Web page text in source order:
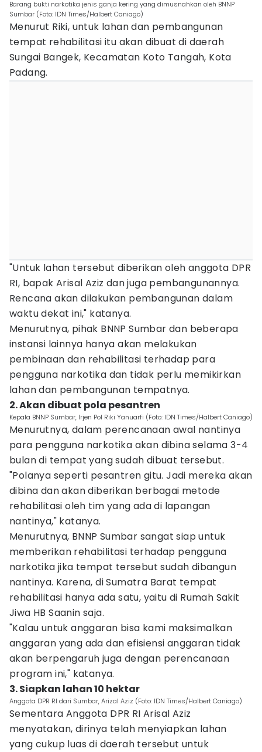
Barang bukti narkotika jenis ganja kering yang dimusnahkan oleh BNNP
Sumbar (Foto: IDN Times/Halbert Caniago)
Menurut Riki, untuk lahan dan pembangunan
tempat rehabilitasi itu akan dibuat di daerah
Sungai Bangek, Kecamatan Koto Tangah, Kota
Padang.
"Untuk lahan tersebut diberikan oleh anggota DPR
RI, bapak Arisal Aziz dan juga pembangunannya.
Rencana akan dilakukan pembangunan dalam
waktu dekat ini," katanya.
Menurutnya, pihak BNNP Sumbar dan beberapa
instansi lainnya hanya akan melakukan
pembinaan dan rehabilitasi terhadap para
pengguna narkotika dan tidak perlu memikirkan
lahan dan pembangunan tempatnya.
2. Akan dibuat pola pesantren
Kepala BNNP Sumbar, Irjen Pol Riki Yanuarfi (Foto: IDN Times/Halbert Caniago)
Menurutnya, dalam perencanaan awal nantinya
para pengguna narkotika akan dibina selama 3-4
bulan di tempat yang sudah dibuat tersebut.
"Polanya seperti pesantren gitu. Jadi mereka akan
dibina dan akan diberikan berbagai metode
rehabilitasi oleh tim yang ada di lapangan
nantinya," katanya.
Menurutnya, BNNP Sumbar sangat siap untuk
memberikan rehabilitasi terhadap pengguna
narkotika jika tempat tersebut sudah dibangun
nantinya. Karena, di Sumatra Barat tempat
rehabilitasi hanya ada satu, yaitu di Rumah Sakit
Jiwa HB Saanin saja.
"Kalau untuk anggaran bisa kami maksimalkan
anggaran yang ada dan efisiensi anggaran tidak
akan berpengaruh juga dengan perencanaan
program ini," katanya.
3. Siapkan lahan 10 hektar
Anggota DPR RI dari Sumbar, Arizal Aziz (Foto: IDN Times/Halbert Caniago)
Sementara Anggota DPR RI Arisal Aziz
menyatakan, dirinya telah menyiapkan lahan
yang cukup luas di daerah tersebut untuk